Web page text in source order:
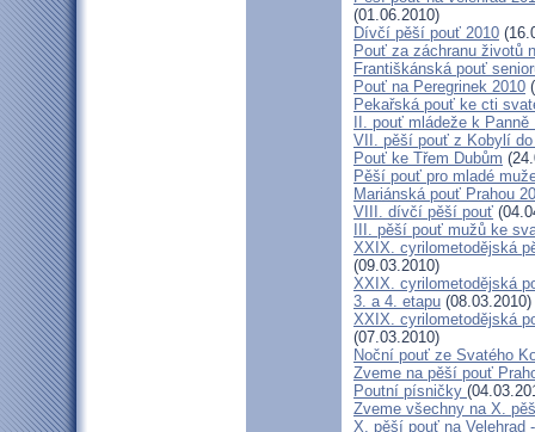
(01.06.2010)
Dívčí pěší pouť 2010
Pouť za záchranu životů
Františkánská pouť
Pouť na Peregrinek 2010
Pekařská pouť ke cti
II. pouť mládeže k
VII. pěší pouť z Kobylí
Pouť ke Třem Dubům
Pěší pouť pro mladé
Mariánská pouť Prahou
VIII. dívčí pěší pouť
III. pěší pouť mužů ke
XXIX. cyrilometodějská
(09.03.2010)
XXIX. cyrilometodějská
3. a 4. etapu (08.03.2010)
XXIX. cyrilometodějská
(07.03.2010)
Noční pouť ze Svatého
Zveme na pěší pouť
Poutní písničky
Zveme všechny na X.
X. pěší pouť na Velehrad